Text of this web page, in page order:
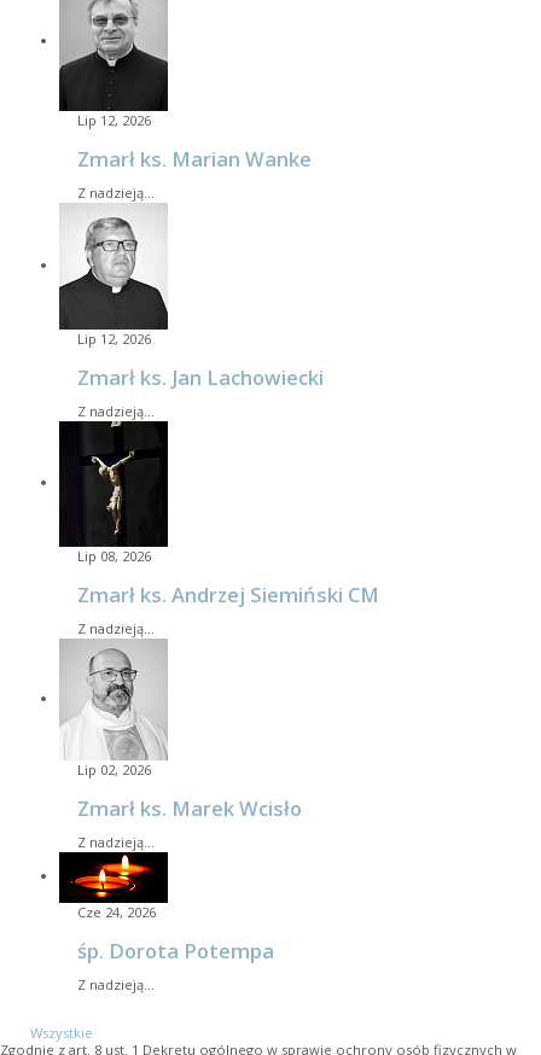
Lip 12, 2026
Zmarł ks. Marian Wanke
Z nadzieją…
Lip 12, 2026
Zmarł ks. Jan Lachowiecki
Z nadzieją…
Lip 08, 2026
Zmarł ks. Andrzej Siemiński CM
Z nadzieją…
Lip 02, 2026
Zmarł ks. Marek Wcisło
Z nadzieją…
Cze 24, 2026
śp. Dorota Potempa
Z nadzieją…
Wszystkie
Zgodnie z art. 8 ust. 1 Dekretu ogólnego w sprawie ochrony osób fizycznych w